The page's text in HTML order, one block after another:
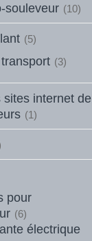
souleveur (10)
(5)
(3)
sites internet de
(1)
pour
(6)
électrique